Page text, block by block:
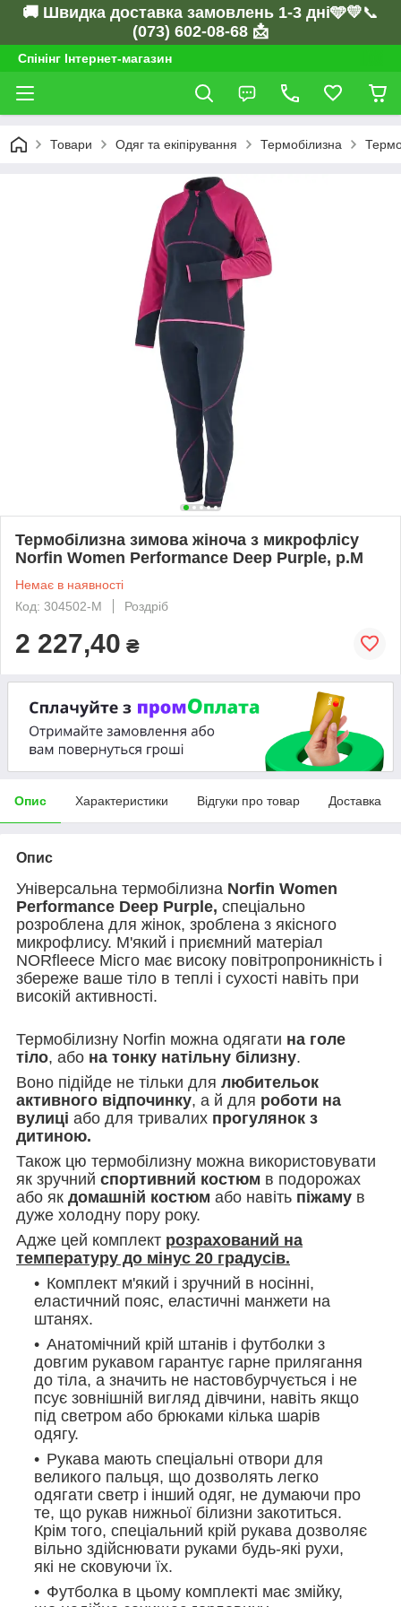
🚚 Швидка доставка замовлень 1-3 дні🩵💛📞
(073) 602-08-68 📩
Спінінг Інтернет-магазин
Товари Одяг та екіпірування Термобілизна
Термобілизна зимова жіноча з микрофлісу
Norfin Women Performance Deep Purple, р.M
Немає в наявності
Код: 304502-M
Роздріб
2 227,40 ₴
Опис Характеристики Відгуки про товар Доставка
Опис
Універсальна термобілизна Norfin Women
Performance Deep Purple, спеціально
розроблена для жінок, зроблена з якісного
микрофлису. М'який і приємний матеріал
NORfleece Місго має високу повітропроникність і
збереже ваше тіло в теплі і сухості навіть при
високій активності.
Термобілизну Norfin можна одягати на голе
тіло, або на тонку натільну білизну.
Воно підійде не тільки для любительок
активного відпочинку, а й для роботи на
вулиці або для тривалих прогулянок з
дитиною.
Також цю термобілизну можна використовувати
як зручний спортивний костюм в подорожах
або як домашній костюм або навіть піжаму в
дуже холодну пору року.
Адже цей комплект розрахований на
температуру до мінус 20 градусів.
Комплект м'який і зручний в носінні,
еластичний пояс, еластичні манжети на
штанях.
Анатомічний крій штанів і футболки з
довгим рукавом гарантує гарне прилягання
до тіла, а значить не настовбурчується і не
псує зовнішній вигляд дівчини, навіть якщо
під светром або брюками кілька шарів
одягу.
Рукава мають спеціальні отвори для
великого пальця, що дозволять легко
одягати светр і інший одяг, не думаючи про
те, що рукав нижньої білизни закотиться.
Крім того, спеціальний крій рукава дозволяє
вільно здійснювати руками будь-які рухи,
які не сковуючи їх.
Футболка в цьому комплекті має змійку,